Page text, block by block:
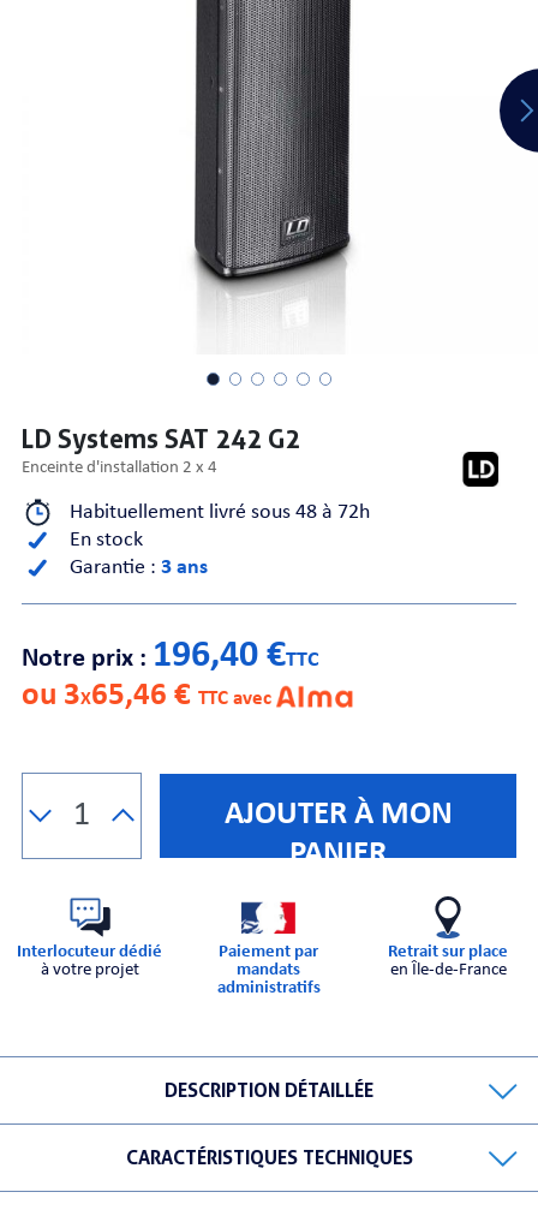
AUDIO
LD Systems SAT 242 G2
enceinte d'installation 2 x 4
Habituellement livré sous 48 à 72h
En stock
Garantie : 3 ans
Notre prix : 196,40 €TTC
ou 3X65,46 € TTC avec
AJOUTER À MON
PANIER
Interlocuteur dédié
à votre projet
Paiement par
mandats
administratifs
Retrait sur place
en Île-de-France
DESCRIPTION DÉTAILLÉE
CARACTÉRISTIQUES TECHNIQUES